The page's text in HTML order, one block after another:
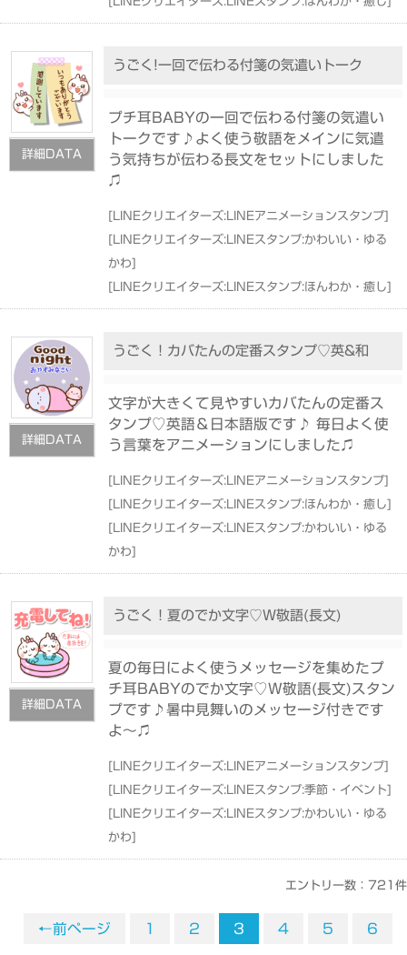
詳細DATA
うごく!一回で伝わる付箋の気遣いトーク
プチ耳BABYの一回で伝わる付箋の気遣い
トークです♪よく使う敬語をメインに気遣
う気持ちが伝わる長文をセットにしました
♫
[ LINEクリエイターズ:LINEアニメーションスタンプ]
[ LINEクリエイターズ:LINEスタンプ:かわいい・ゆる
かわ]
[ LINEクリエイターズ:LINEスタンプ:ほんわか・癒し]
詳細DATA
うごく！カバたんの定番スタンプ♡英&和
文字が大きくて見やすいカバたんの定番ス
タンプ♡英語＆日本語版です♪ 毎日よく使
う言葉をアニメーションにしました♫
[ LINEクリエイターズ:LINEアニメーションスタンプ]
[ LINEクリエイターズ:LINEスタンプ:ほんわか・癒し]
[ LINEクリエイターズ:LINEスタンプ:かわいい・ゆる
かわ]
詳細DATA
うごく！夏のでか文字♡W敬語(長文)
夏の毎日によく使うメッセージを集めたプ
チ耳BABYのでか文字♡W敬語(長文)スタン
プです♪暑中見舞いのメッセージ付きです
よ〜♫
[ LINEクリエイターズ:LINEアニメーションスタンプ]
[ LINEクリエイターズ:LINEスタンプ:季節・イベント]
[ LINEクリエイターズ:LINEスタンプ:かわいい・ゆる
かわ]
エントリー数：721件
←前ページ 1 2 3 4 5 6